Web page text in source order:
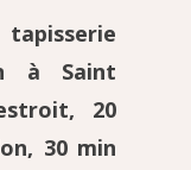
à Saint
20
30 min